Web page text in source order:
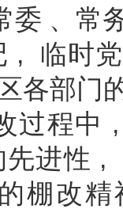
委 、常
, 临时
各部门
过程中
进性 ,
棚改精